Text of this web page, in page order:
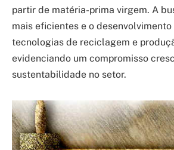
partir de matéria-prima virgem. A
mais eficientes e o desenvolvimento
tecnologias de reciclagem e
evidenciando um compromisso
sustentabilidade no setor.